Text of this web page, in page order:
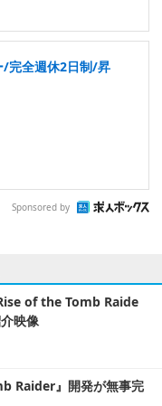
/完全週休2日制/昇
Sponsored by
of the Tomb Raide
映像
Raider』開発が無事完